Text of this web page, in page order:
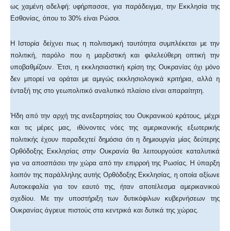
ως χαμένη αδελφή: υφήρπασσε, για παράδειγμα, την Εκκλησία της
Εσθονίας, όπου το 30% είναι Ρώσοι.
Η Ιστορία δείχνει πως η πολιτισμική ταυτότητα συμπλέκεται με την
πολιτική, παρόλο που η μαρξιστική και φιλελεύθερη οπτική την
υποβαθμίζουν. Έτσι, η εκκλησιαστική κρίση της Ουκρανίας όχι μόνο
δεν μπορεί να οράται με αμιγώς εκκλησιολογικά κριτήρια, αλλά η
ένταξή της στο γεωπολιτικό αναλυτικό πλαίσιο είναι απαραίτητη.
Ήδη από την αρχή της ανεξαρτησίας του Ουκρανικού κράτους, μέχρι
και τις μέρες μας, ιθύνοντες νόες της αμερικανικής εξωτερικής
πολιτικής έχουν παραδεχτεί δημόσια ότι η δημιουργία μίας δεύτερης
Ορθόδοξης Εκκλησίας στην Ουκρανία θα λειτουργούσε καταλυτικά
για να αποσπάσει την χώρα από την επιρροή της Ρωσίας. Η ύπαρξη
λοιπόν της παράλληλης αυτής Ορθόδοξης Εκκλησίας, η οποία αξίωνε
Αυτοκεφαλία για τον εαυτό της, ήταν αποτέλεσμα αμερικανικού
σχεδίου. Με την υποστήριξη των δυτικόφιλων κυβερνήσεων της
Ουκρανίας άγρευε πιστούς στα κεντρικά και δυτικά της χώρας.